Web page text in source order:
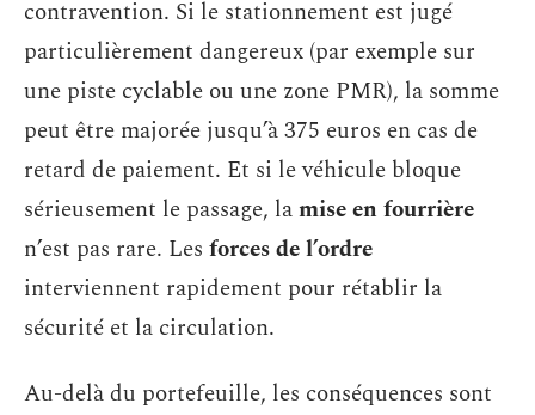
contravention. Si le stationnement est jugé
particulièrement dangereux (par exemple sur
une piste cyclable ou une zone PMR), la somme
peut être majorée jusqu’à 375 euros en cas de
retard de paiement. Et si le véhicule bloque
sérieusement le passage, lamise en fourrière
n’est pas rare. Les forces de l’ordre
interviennent rapidement pour rétablir la
sécurité et la circulation.
Au-delà du portefeuille, les conséquences sont